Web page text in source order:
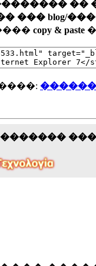
��
blog/
copy & paste
�������